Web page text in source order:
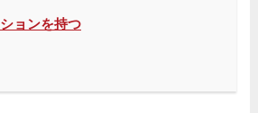
ョンを持つ